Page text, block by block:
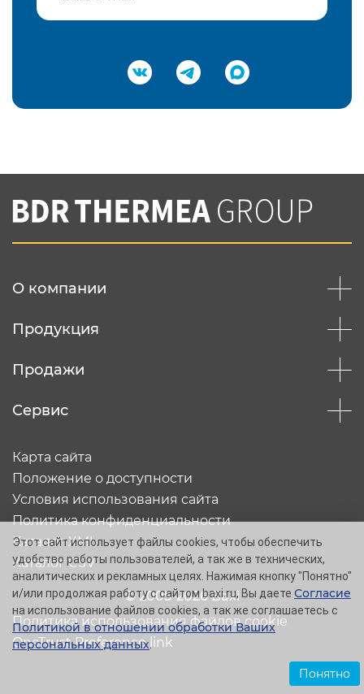
Подтвердить e-mail
Вы соглашаетесь с нашей политикой
конфеденциальности
О компании
Продукция
Продажи
Сервис
© 2005-2026 Baxi
Карта сайта
Положение о доступности
Условия использования сайта
Политика конфиденциальности
Каталог XML
Каталог CSV
Политика использования файлов cookie
OneTrust Preference link
Этот сайт использует файлы cookies, чтобы обеспечить
удобство работы пользователей, а так же в технических,
аналитических и рекламных целях. Нажимая кнопку "Понятно"
и/или продолжая работу с сайтом baxi.ru, Вы даете Согласие
на использование файлов cookies, а так же соглашаетесь с
Политикой в отношении обработки Ваших
персональных данных.
Понятно